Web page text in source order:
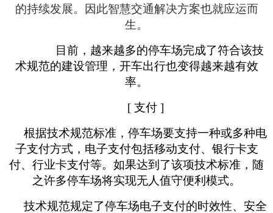
的持续发展。因此智慧交通解决方案也就应运而
生。
目前，越来越多的停车场完成了符合该技
术规范的建设管理，开车出行也变得越来越有效
率。
[ 支付 ]
根据技术规范标准，停车场要支持一种或多种电
子支付方式，电子支付包括移动支付、银行卡支
付、行业卡支付等。如果达到了该项技术标准， 随
之许多停车场将实现无人值守便利模式。
技术规范规定了停车场电子支付的时效性、安全